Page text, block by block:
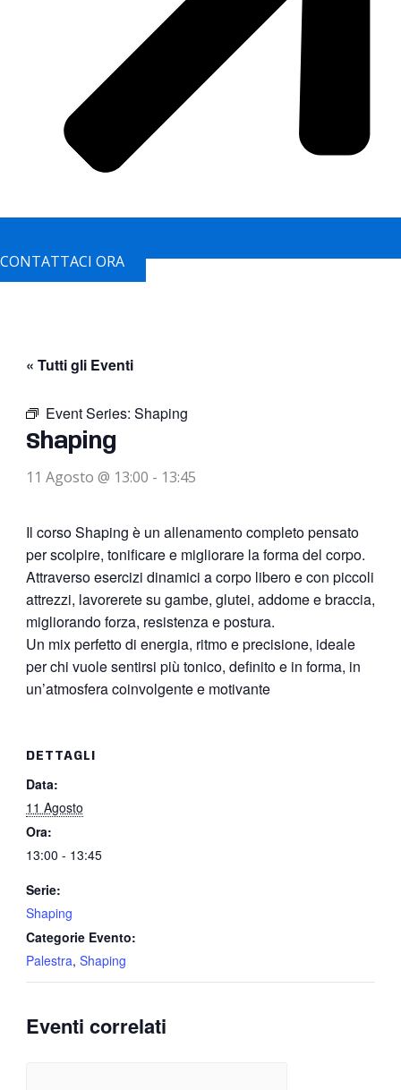
CONTATTACI ORA
« Tutti gli Eventi
Event Series: Shaping
Shaping
11 Agosto @ 13:00 - 13:45
Il corso Shaping è un allenamento completo pensato
per scolpire, tonificare e migliorare la forma del corpo.
Attraverso esercizi dinamici a corpo libero e con piccoli
attrezzi, lavorerete su gambe, glutei, addome e braccia,
migliorando forza, resistenza e postura.
Un mix perfetto di energia, ritmo e precisione, ideale
per chi vuole sentirsi più tonico, definito e in forma, in
un’atmosfera coinvolgente e motivante
DETTAGLI
Data:
11 Agosto
Ora:
13:00 - 13:45
Serie:
Shaping
Categorie Evento:
Palestra, Shaping
Eventi correlati